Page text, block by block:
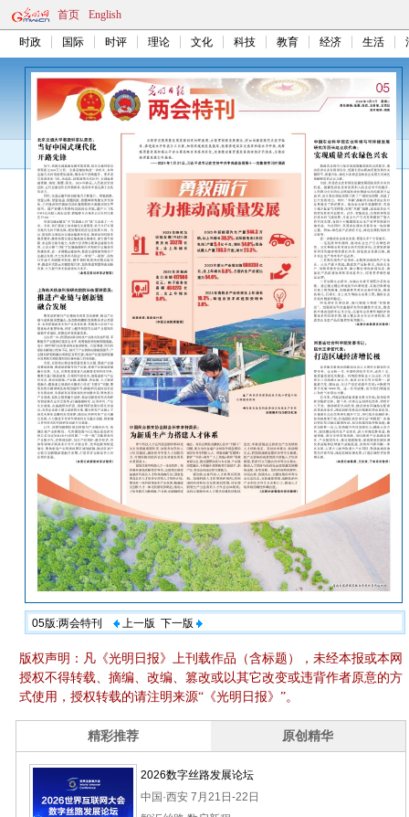
首页 English
时政 国际 时评 理论 文化 科技 教育 经济 生活
05版:两会特刊 上一版 下一版
版权声明：凡《光明日报》上刊载作品（含标题），未经本报或本网
授权不得转载、摘编、改编、篡改或以其它改变或违背作者原意的方
式使用，授权转载的请注明来源“《光明日报》”。